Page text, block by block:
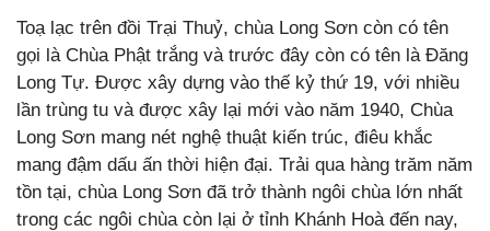
Toạ lạc trên đồi Trại Thuỷ, chùa Long Sơn còn có tên
gọi là Chùa Phật trắng và trước đây còn có tên là Đăng
Long Tự. Được xây dựng vào thế kỷ thứ 19, với nhiều
lần trùng tu và được xây lại mới vào năm 1940, Chùa
Long Sơn mang nét nghệ thuật kiến trúc, điêu khắc
mang đậm dấu ấn thời hiện đại. Trải qua hàng trăm năm
tồn tại, chùa Long Sơn đã trở thành ngôi chùa lớn nhất
trong các ngôi chùa còn lại ở tỉnh Khánh Hoà đến nay,